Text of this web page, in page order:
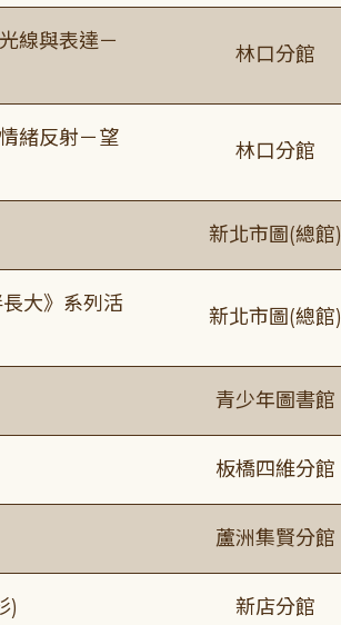
線與表達－
林口分館
緒反射－望
林口分館
新北市圖(總館)
大》系列活
新北市圖(總館)
青少年圖書館
板橋四維分館
蘆洲集賢分館
) 新店分館